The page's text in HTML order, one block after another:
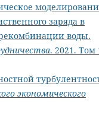
заряда в
воды.
. 2021. Том
экономического